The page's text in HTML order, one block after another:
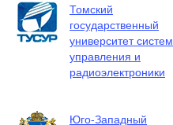
Томский
государственный
университет систем
управления и
радиоэлектроники
Юго-Западный